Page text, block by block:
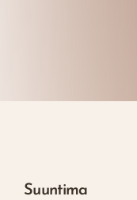
Suuntima